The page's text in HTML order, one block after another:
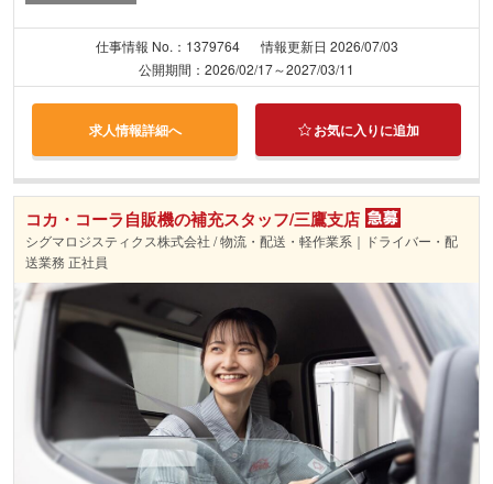
仕事情報 No.：1379764
情報更新日 2026/07/03
公開期間：2026/02/17～2027/03/11
求人情報詳細へ お気に入りに追加
コカ・コーラ自販機の補充スタッフ/三鷹支店
シグマロジスティクス株式会社 / 物流・配送・軽作業系｜ドライバー・配
送業務 正社員